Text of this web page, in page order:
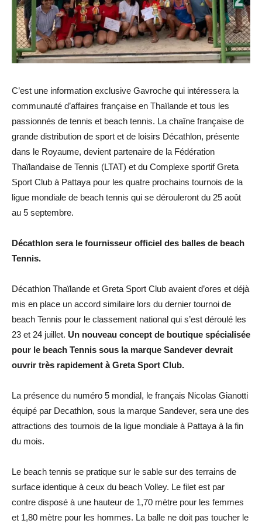
C’est une information exclusive Gavroche qui intéressera la
communauté d’affaires française en Thaïlande et tous les
passionnés de tennis et beach tennis. La chaîne française de
grande distribution de sport et de loisirs Décathlon, présente
dans le Royaume, devient partenaire de la Fédération
Thaïlandaise de Tennis (LTAT) et du Complexe sportif Greta
Sport Club à Pattaya pour les quatre prochains tournois de la
ligue mondiale de beach tennis qui se dérouleront du 25 août
au 5 septembre.
Décathlon sera le fournisseur officiel des balles de beach
Tennis.
Décathlon Thaïlande et Greta Sport Club avaient d’ores et déjà
mis en place un accord similaire lors du dernier tournoi de
beach Tennis pour le classement national qui s’est déroulé les
23 et 24 juillet. Un nouveau concept de boutique spécialisée
pour le beach Tennis sous la marque Sandever devrait
ouvrir très rapidement à Greta Sport Club.
La présence du numéro 5 mondial, le français Nicolas Gianotti
équipé par Decathlon, sous la marque Sandever, sera une des
attractions des tournois de la ligue mondiale à Pattaya à la fin
du mois.
Le beach tennis se pratique sur le sable sur des terrains de
surface identique à ceux du beach Volley. Le filet est par
contre disposé à une hauteur de 1,70 mètre pour les femmes
et 1,80 mètre pour les hommes. La balle ne doit pas toucher le